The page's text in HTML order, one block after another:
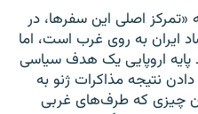
«تمرکز اصلی این سفرها، در
ایران به روی غرب است، اما
اروپایی یک هدف سیاسی
نتیجه مذاکرات ژنو به
چیزی که طرف‌های غربی